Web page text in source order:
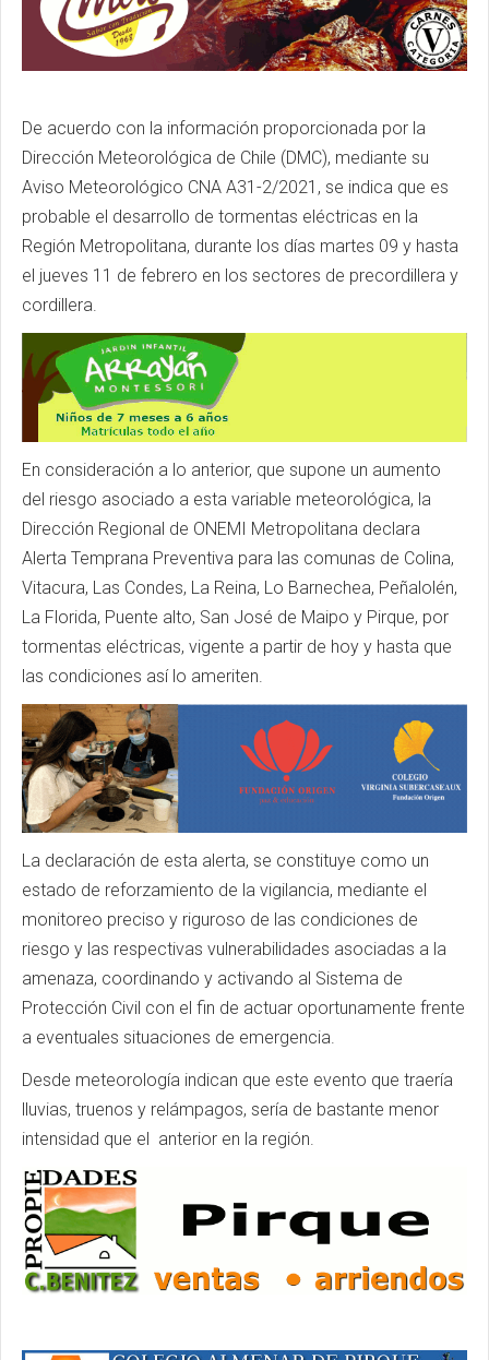
De acuerdo con la información proporcionada por la
Dirección Meteorológica de Chile (DMC), mediante su
Aviso Meteorológico CNA A31-2/2021, se indica que es
probable el desarrollo de tormentas eléctricas en la
Región Metropolitana, durante los días martes 09 y hasta
el jueves 11 de febrero en los sectores de precordillera y
cordillera.
En consideración a lo anterior, que supone un aumento
del riesgo asociado a esta variable meteorológica, la
Dirección Regional de ONEMI Metropolitana declara
Alerta Temprana Preventiva para las comunas de Colina,
Vitacura, Las Condes, La Reina, Lo Barnechea, Peñalolén,
La Florida, Puente alto, San José de Maipo y Pirque, por
tormentas eléctricas, vigente a partir de hoy y hasta que
las condiciones así lo ameriten.
La declaración de esta alerta, se constituye como un
estado de reforzamiento de la vigilancia, mediante el
monitoreo preciso y riguroso de las condiciones de
riesgo y las respectivas vulnerabilidades asociadas a la
amenaza, coordinando y activando al Sistema de
Protección Civil con el fin de actuar oportunamente frente
a eventuales situaciones de emergencia.
Desde meteorología indican que este evento que traería
lluvias, truenos y relámpagos, sería de bastante menor
intensidad que el anterior en la región.